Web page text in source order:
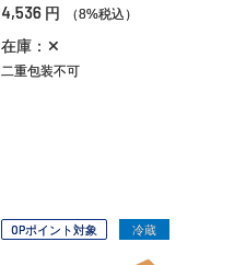
4,536 円 （8%税込）
在庫：✕
二重包装不可
OPポイント対象 冷蔵